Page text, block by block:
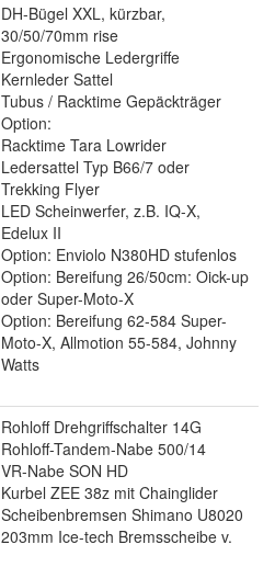
DH-Bügel XXL, kürzbar,
30/50/70mm rise
Ergonomische Ledergriffe
Kernleder Sattel
Tubus / Racktime Gepäckträger
Option:
Racktime Tara Lowrider
Ledersattel Typ B66/7 oder
Trekking Flyer
LED Scheinwerfer, z.B. IQ-X,
Edelux II
Option: Enviolo N380HD stufenlos
Option: Bereifung 26/50cm: Oick-up
oder Super-Moto-X
Option: Bereifung 62-584 Super-
Moto-X, Allmotion 55-584, Johnny
Watts
Rohloff Drehgriffschalter 14G
Rohloff-Tandem-Nabe 500/14
VR-Nabe SON HD
Kurbel ZEE 38z mit Chainglider
Scheibenbremsen Shimano U8020
203mm Ice-tech Bremsscheibe v.